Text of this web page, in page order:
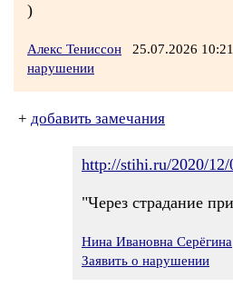
)
Алекс Тениссон 25.07.2026
нарушении
+ добавить замечания
http://stihi.ru/2020/12/
"Через страдание
Нина Ивановна Серёгина
Заявить о нарушении